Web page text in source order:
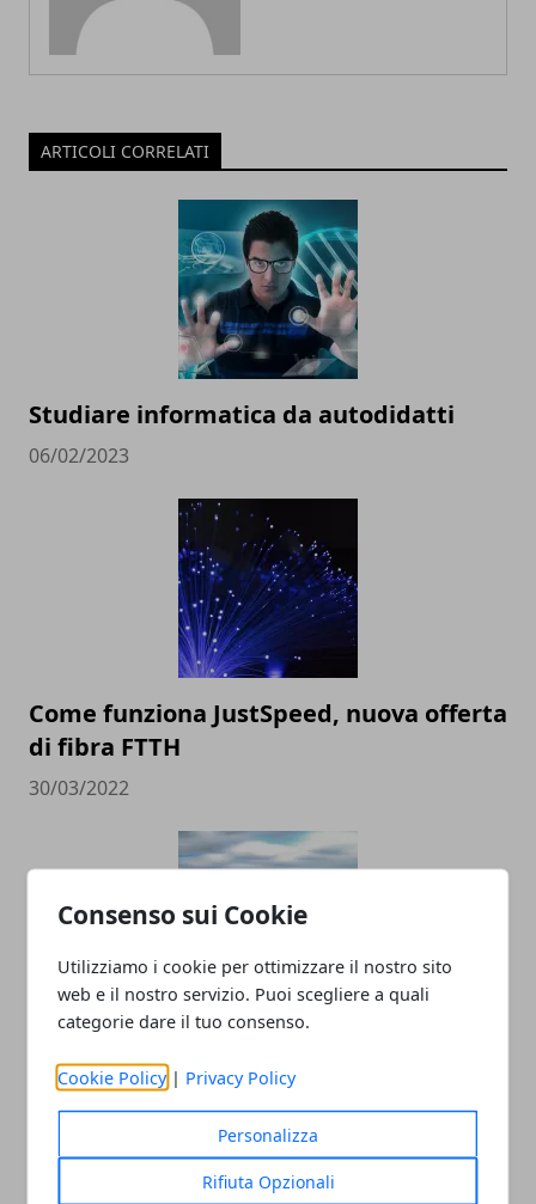
Consenso sui Cookie
Utilizziamo i cookie per ottimizzare il nostro sito
web e il nostro servizio. Puoi scegliere a quali
categorie dare il tuo consenso.
Cookie Policy | Privacy Policy
Personalizza
Rifiuta Opzionali
ARTICOLI CORRELATI
Studiare informatica da autodidatti
06/02/2023
Come funziona JustSpeed, nuova offerta
di fibra FTTH
30/03/2022
monitorare le prestazioni
28/12/2021